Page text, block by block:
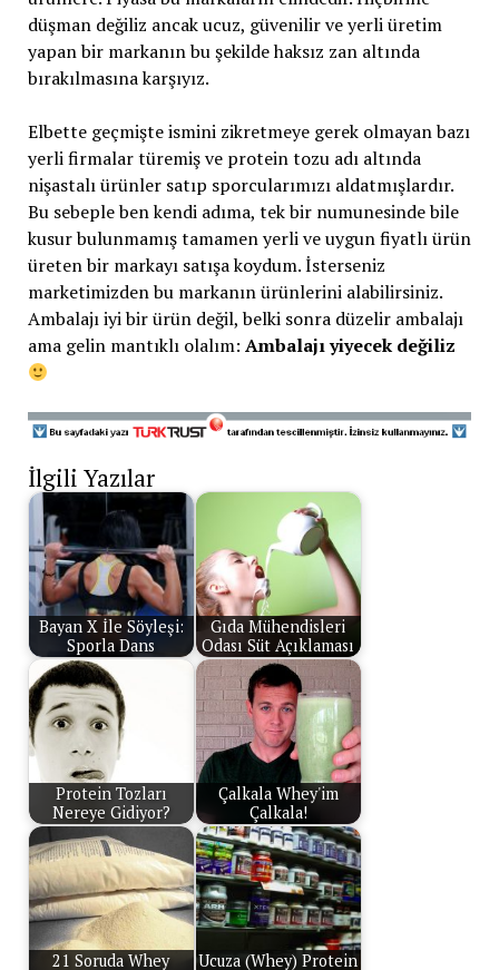
düşman değiliz ancak ucuz, güvenilir ve yerli üretim
yapan bir markanın bu şekilde haksız zan altında
bırakılmasına karşıyız.
Elbette geçmişte ismini zikretmeye gerek olmayan bazı
yerli firmalar türemiş ve protein tozu adı altında
nişastalı ürünler satıp sporcularımızı aldatmışlardır.
Bu sebeple ben kendi adıma, tek bir numunesinde bile
kusur bulunmamış tamamen yerli ve uygun fiyatlı ürün
üreten bir markayı satışa koydum. İsterseniz
marketimizden bu markanın ürünlerini alabilirsiniz.
Ambalajı iyi bir ürün değil, belki sonra düzelir ambalajı
ama gelin mantıklı olalım: Ambalajı yiyecek değiliz
İlgili Yazılar
Bayan X İle Söyleşi:
Sporla Dans
Gıda Mühendisleri
Odası Süt Açıklaması
Protein Tozları
Nereye Gidiyor?
Çalkala Whey'im
Çalkala!
21 Soruda Whey
Ucuza (Whey) Protein